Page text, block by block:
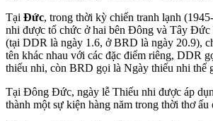
Tại Đức, trong thời kỳ chiến tranh lạnh
nhi được tổ chức ở hai bên Đông và Tây Đức
(tại DDR là ngày 1.6, ở BRD là ngày 20.9),
tên khác nhau với các đặc điểm riêng, DDR
thiếu nhi, còn BRD gọi là Ngày thiếu nhi thế
Tại Đông Đức, ngày lễ Thiếu nhi được áp
thành một sự kiện hàng năm trong thời thơ ấu